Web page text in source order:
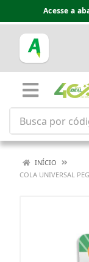
Acesse a
INÍCIO
COLA UNIVERSAL